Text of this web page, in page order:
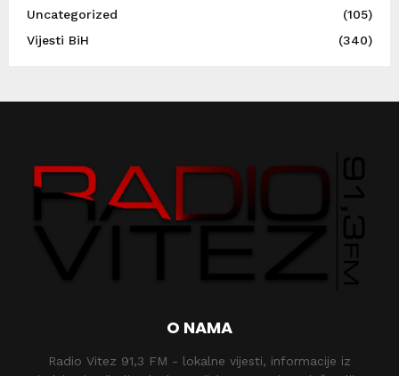
Uncategorized
(105)
Vijesti BiH
(340)
O NAMA
Radio Vitez 91,3 FM - lokalne vijesti, informacije iz